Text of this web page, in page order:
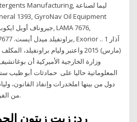
(مارس) 2015 واعتبر وليام براونفيلد،
وزارة الخارجية الأميركية أن
المعلوماتية حاليا على حمادثات أبو ظيب
دول من بينها املخدرات وإنفاذ القانون،
من الفرن، ويرش عليه زيت الزيتون.
رد: زيت زيتون